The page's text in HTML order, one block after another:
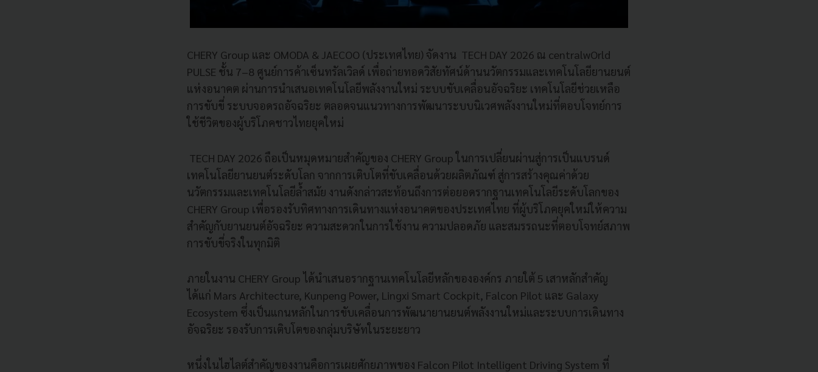
CHERY Group และ OMODA & JAECOO (ประเทศไทย) จัดงาน TECH DAY 2026 ณ centralwOrld
PULSE ชั้น 7–8 ศูนย์การค้าเซ็นทรัลเวิลด์ เพื่อถ่ายทอดวิสัยทัศน์ด้านนวัตกรรมและเทคโนโลยียานยนต์
แห่งอนาคต ผ่านการนำเสนอเทคโนโลยีพลังงานใหม่ ระบบขับเคลื่อนอัจฉริยะ เทคโนโลยีช่วยเหลือ
การขับขี่ ระบบจอดรถอัจฉริยะ ตลอดจนแนวทางการพัฒนาระบบนิเวศพลังงานใหม่ที่ตอบโจทย์การ
ใช้ชีวิตของผู้บริโภคชาวไทยยุคใหม่
TECH DAY 2026 ถือเป็นหมุดหมายสำคัญของ CHERY Group ในการเปลี่ยนผ่านสู่การเป็นแบรนด์
เทคโนโลยียานยนต์ระดับโลก จากการเติบโตที่ขับเคลื่อนด้วยผลิตภัณฑ์ สู่การสร้างคุณค่าด้วย
นวัตกรรมและเทคโนโลยีล้ำสมัย งานดังกล่าวสะท้อนถึงการต่อยอดรากฐานเทคโนโลยีระดับโลกของ
CHERY Group เพื่อรองรับทิศทางการเดินทางแห่งอนาคตของประเทศไทย ที่ผู้บริโภคยุคใหม่ให้ความ
สำคัญกับยานยนต์อัจฉริยะ ความสะดวกในการใช้งาน ความปลอดภัย และสมรรถนะที่ตอบโจทย์สภาพ
การขับขี่จริงในทุกมิติ
ภายในงาน CHERY Group ได้นำเสนอรากฐานเทคโนโลยีหลักขององค์กร ภายใต้ 5 เสาหลักสำคัญ
ได้แก่ Mars Architecture, Kunpeng Power, Lingxi Smart Cockpit, Falcon Pilot และ Galaxy
Ecosystem ซึ่งเป็นแกนหลักในการขับเคลื่อนการพัฒนายานยนต์พลังงานใหม่และระบบการเดินทาง
อัจฉริยะ รองรับการเติบโตของกลุ่มบริษัทในระยะยาว
หนึ่งในไฮไลต์สำคัญของงานคือการเผยศักยภาพของ Falcon Pilot Intelligent Driving System ที่